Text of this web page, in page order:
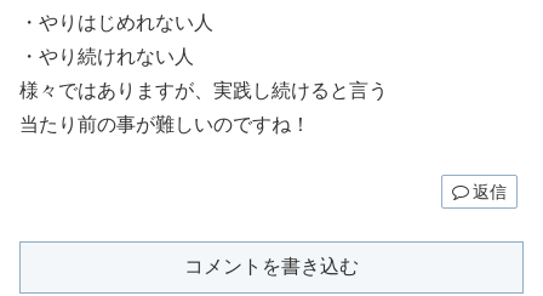
・やりはじめれない人
・やり続けれない人
様々ではありますが、実践し続けると言う
当たり前の事が難しいのですね！
返信
コメントを書き込む